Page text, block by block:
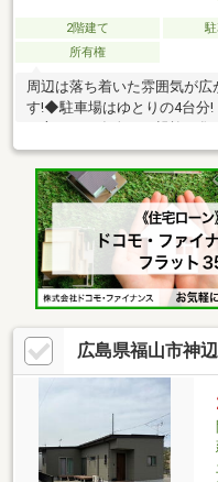
2階建て
所有権
周辺は落ち着いた雰囲気が
す!◆駐車場はゆとりの4台分!
ます♪◆窓からは開放感あふ
変える景色をお楽しみいた
風に包まれ日常の中で小さ
広島県福山市神